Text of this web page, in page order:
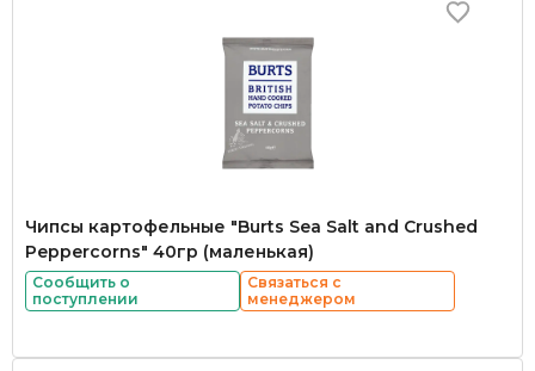
Чипсы картофельные "Burts Sea Salt and Crushed
Peppercorns" 40гр (маленькая)
Сообщить о
поступлении
Связаться с
менеджером